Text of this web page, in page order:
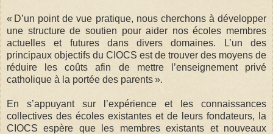
« D’un point de vue pratique, nous cherchons à développer
une structure de soutien pour aider nos écoles membres
actuelles et futures dans divers domaines. L’un des
principaux objectifs du CIOCS est de trouver des moyens de
réduire les coûts afin de mettre l’enseignement privé
catholique à la portée des parents ».
En s’appuyant sur l’expérience et les connaissances
collectives des écoles existantes et de leurs fondateurs, la
CIOCS espère que les membres existants et nouveaux